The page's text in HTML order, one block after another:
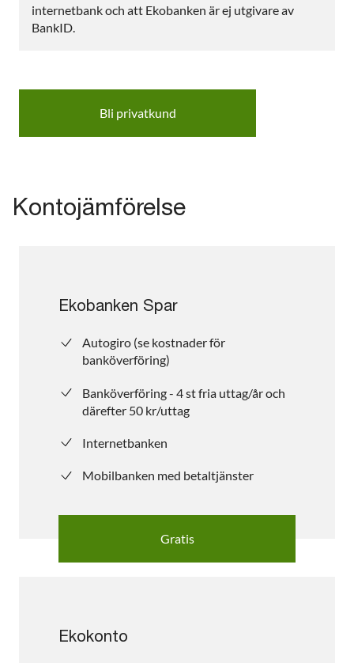
internetbank och att Ekobanken är ej utgivare av
BankID.
Bli privatkund
Kontojämförelse
Ekobanken Spar
Autogiro (se kostnader för
banköverföring)
Banköverföring - 4 st fria uttag/år och
därefter 50 kr/uttag
Internetbanken
Mobilbanken med betaltjänster
Gratis
Ekokonto